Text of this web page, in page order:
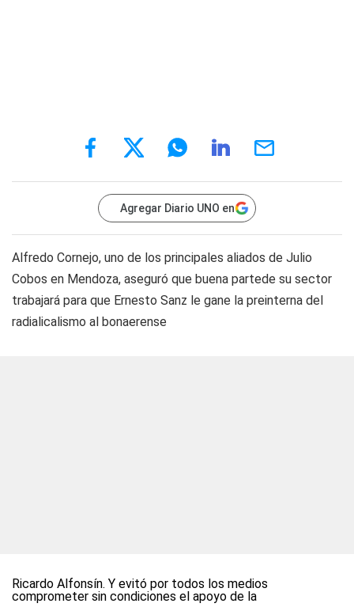
Agregar Diario UNO en
Alfredo Cornejo, uno de los principales aliados de Julio
Cobos en Mendoza, aseguró que buena partede su sector
trabajará para que Ernesto Sanz le gane la preinterna del
radialicalismo al bonaerense
Ricardo Alfonsín. Y evitó por todos los medios
comprometer sin condiciones el apoyo de la